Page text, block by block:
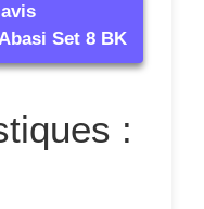
Set 8 BK
: